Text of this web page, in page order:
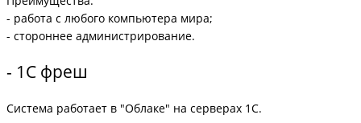
- работа с любого компьютера мира;
- стороннее администрирование.
- 1С фреш
Система работает в "Облаке" на серверах 1С.